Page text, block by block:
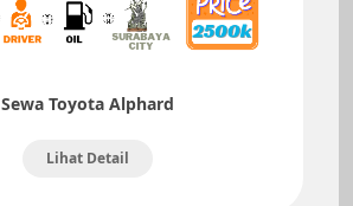
Sewa Toyota Alphard
Lihat Detail